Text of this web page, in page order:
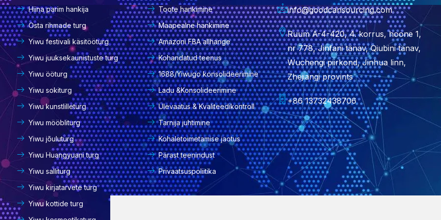
Hiina parim hankija
Osta rihmade turg
Yiwu festivali käsitööturg
Yiwu juuksekaunistuste turg
Yiwu ööturg
Yiwu sokiturg
Yiwu kunstlilleturg
Yiwu mööbliturg
Yiwu jõuluturg
Yiwu Huangyuani turg
Yiwu salliturg
Yiwu kirjatarvete turg
Yiwu kottide turg
Toote hankimine
Maapealne hankimine
Amazoni FBA allhange
Kohandatud teenus
1688/Yiwugo konsolideerimine
Ladu &Konsolideerimine
Ülevaatus & Kvaliteedikontroll
Tarnija juhtimine
Kohaletoimetamise jaotus
Pärast teenindust
Privaatsuspoliitika
info@goodcansourcing.com
Ruum A-4-420, 4. korrus, hoone 1,
nr 778, Jinfani tänav, Qiubini tänav,
Wuchengi piirkond, Jinhua linn,
Zhejiangi provints
+86 13732438706